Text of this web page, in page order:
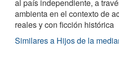
al país independiente, a
ambienta en el contexto de
reales y con ficción histórica
Similares a Hijos de la